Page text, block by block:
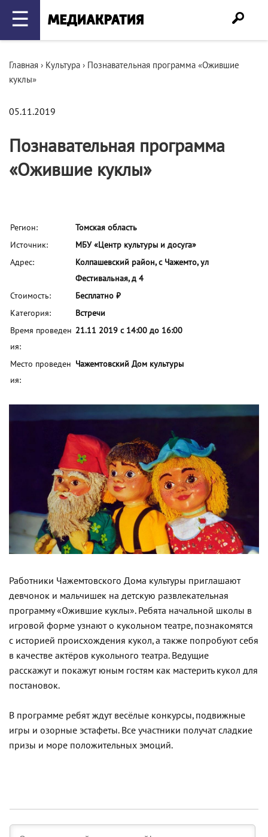
☰
Главная › Культура › Познавательная программа «Ожившие
куклы»
05.11.2019
Познавательная программа
«Ожившие куклы»
Регион:
Томская область
Источник:
МБУ «Центр культуры и досуга»
Адрес:
Колпашевский район, с Чажемто, ул
Фестивальная, д 4
Стоимость:
Бесплатно ₽
Категория:
Встречи
Время проведен
ия:
21.11 2019 с 14:00 до 16:00
Место проведен
ия:
Чажемтовский Дом культуры
Работники Чажемтовского Дома культуры приглашают
девчонок и мальчишек на детскую развлекательная
программу «Ожившие куклы». Ребята начальной школы в
игровой форме узнают о кукольном театре, познакомятся
с историей происхождения кукол, а также попробуют себя
в качестве актёров кукольного театра. Ведущие
расскажут и покажут юным гостям как мастерить кукол для
постановок.
В программе ребят ждут весёлые конкурсы, подвижные
игры и озорные эстафеты. Все участники получат сладкие
призы и море положительных эмоций.